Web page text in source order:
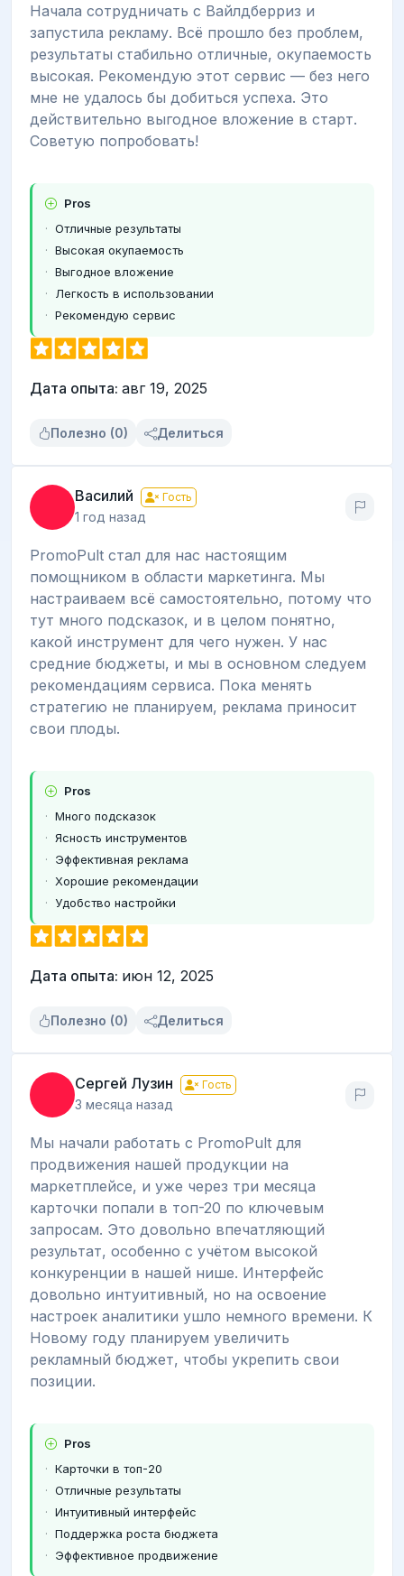
Начала сотрудничать с Вайлдберриз и
запустила рекламу. Всё прошло без проблем,
результаты стабильно отличные, окупаемость
высокая. Рекомендую этот сервис — без него
мне не удалось бы добиться успеха. Это
действительно выгодное вложение в старт.
Советую попробовать!
Pros
Отличные результаты
Высокая окупаемость
Выгодное вложение
Легкость в использовании
Рекомендую сервис
Дата опыта: авг 19, 2025
Полезно (0) Делиться
Василий Гость
1 год назад
PromoPult стал для нас настоящим
помощником в области маркетинга. Мы
настраиваем всё самостоятельно, потому что
тут много подсказок, и в целом понятно,
какой инструмент для чего нужен. У нас
средние бюджеты, и мы в основном следуем
рекомендациям сервиса. Пока менять
стратегию не планируем, реклама приносит
свои плоды.
Pros
Много подсказок
Ясность инструментов
Эффективная реклама
Хорошие рекомендации
Удобство настройки
Дата опыта: июн 12, 2025
Полезно (0) Делиться
Сергей Лузин Гость
3 месяца назад
Мы начали работать с PromoPult для
продвижения нашей продукции на
маркетплейсе, и уже через три месяца
карточки попали в топ-20 по ключевым
запросам. Это довольно впечатляющий
результат, особенно с учётом высокой
конкуренции в нашей нише. Интерфейс
довольно интуитивный, но на освоение
настроек аналитики ушло немного времени. К
Новому году планируем увеличить
рекламный бюджет, чтобы укрепить свои
позиции.
Pros
Карточки в топ-20
Отличные результаты
Интуитивный интерфейс
Поддержка роста бюджета
Эффективное продвижение